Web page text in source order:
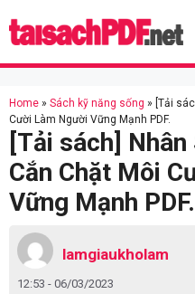
to
Home » Sách kỹ năng sống » [Tải
Cười Làm Người Vững Mạnh PDF.
[Tải sách]
Cắn Chặt Môi
Vững Mạnh PDF.
lamgiaukholam
12:53 - 06/03/2023